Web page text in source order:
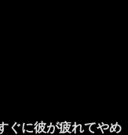
ぐに彼が疲れてやめ